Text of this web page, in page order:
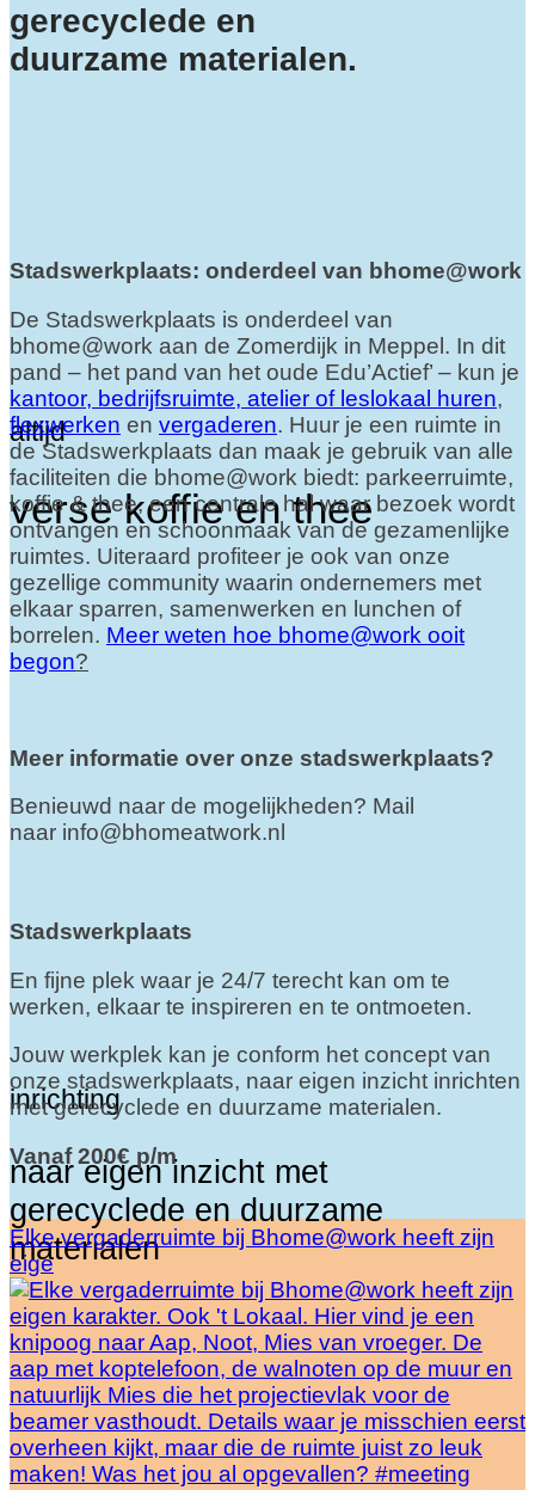
altijd
verse koffie en thee
inrichting
naar eigen inzicht met
gerecyclede en duurzame
materialen
gerecyclede en
duurzame materialen.
Stadswerkplaats: onderdeel van bhome@work
De Stadswerkplaats is onderdeel van
bhome@work aan de Zomerdijk in Meppel. In dit
pand – het pand van het oude Edu’Actief’ – kun je
kantoor, bedrijfsruimte, atelier of leslokaal huren,
flexwerken en vergaderen. Huur je een ruimte in
de Stadswerkplaats dan maak je gebruik van alle
faciliteiten die bhome@work biedt: parkeerruimte,
koffie & thee, een centrale hal waar bezoek wordt
ontvangen en schoonmaak van de gezamenlijke
ruimtes. Uiteraard profiteer je ook van onze
gezellige community waarin ondernemers met
elkaar sparren, samenwerken en lunchen of
borrelen. Meer weten hoe bhome@work ooit
begon?
Meer informatie over onze stadswerkplaats?
Benieuwd naar de mogelijkheden? Mail
naar info@bhomeatwork.nl
Stadswerkplaats
En fijne plek waar je 24/7 terecht kan om te
werken, elkaar te inspireren en te ontmoeten.
Jouw werkplek kan je conform het concept van
onze stadswerkplaats, naar eigen inzicht inrichten
met gerecyclede en duurzame materialen.
Vanaf 200€ p/m
Elke vergaderruimte bij Bhome@work heeft zijn
eige